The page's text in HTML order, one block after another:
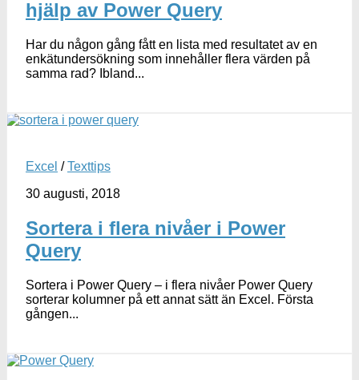
hjälp av Power Query
Har du någon gång fått en lista med resultatet av en
enkätundersökning som innehåller flera värden på
samma rad? Ibland...
Excel /Texttips
30 augusti, 2018
Sortera i flera nivåer i Power
Query
Sortera i Power Query – i flera nivåer Power Query
sorterar kolumner på ett annat sätt än Excel. Första
gången...